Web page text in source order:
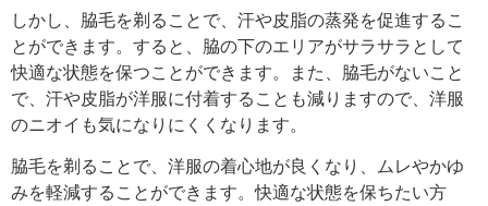
しかし、脇毛を剃ることで、汗や皮脂の蒸発を促進するこ
とができます。すると、脇の下のエリアがサラサラとして
快適な状態を保つことができます。また、脇毛がないこと
で、汗や皮脂が洋服に付着することも減りますので、洋服
のニオイも気になりにくくなります。
脇毛を剃ることで、洋服の着心地が良くなり、ムレやかゆ
みを軽減することができます。快適な状態を保ちたい方